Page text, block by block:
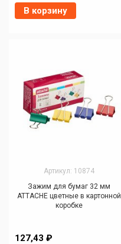
В корзину
Артикул: 10874
Зажим для бумаг 32 мм
ATTACHE цветные в картонной
коробке
127,43 ₽